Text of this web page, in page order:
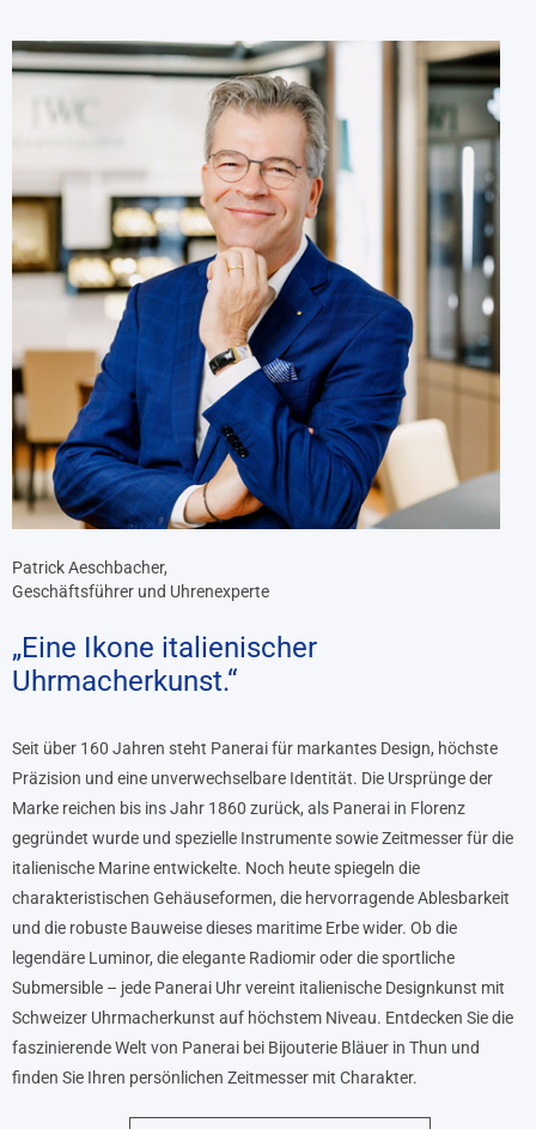
Patrick Aeschbacher,
Geschäftsführer und Uhrenexperte
„Eine Ikone italienischer
Uhrmacherkunst.“
Seit über 160 Jahren steht Panerai für markantes Design, höchste
Präzision und eine unverwechselbare Identität. Die Ursprünge der
Marke reichen bis ins Jahr 1860 zurück, als Panerai in Florenz
gegründet wurde und spezielle Instrumente sowie Zeitmesser für die
italienische Marine entwickelte. Noch heute spiegeln die
charakteristischen Gehäuseformen, die hervorragende Ablesbarkeit
und die robuste Bauweise dieses maritime Erbe wider. Ob die
legendäre Luminor, die elegante Radiomir oder die sportliche
Submersible – jede Panerai Uhr vereint italienische Designkunst mit
Schweizer Uhrmacherkunst auf höchstem Niveau. Entdecken Sie die
faszinierende Welt von Panerai bei Bijouterie Bläuer in Thun und
finden Sie Ihren persönlichen Zeitmesser mit Charakter.